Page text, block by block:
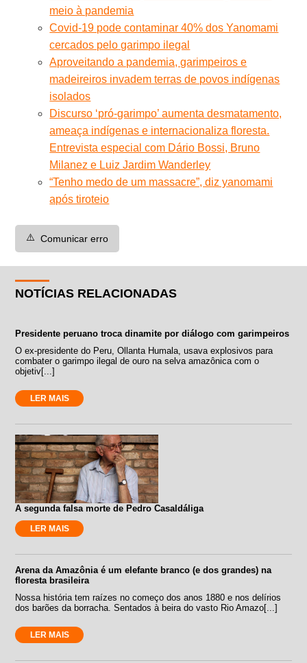
meio à pandemia
Covid-19 pode contaminar 40% dos Yanomami
cercados pelo garimpo ilegal
Aproveitando a pandemia, garimpeiros e
madeireiros invadem terras de povos indígenas
isolados
Discurso ‘pró-garimpo’ aumenta desmatamento,
ameaça indígenas e internacionaliza floresta.
Entrevista especial com Dário Bossi, Bruno
Milanez e Luiz Jardim Wanderley
“Tenho medo de um massacre”, diz yanomami
após tiroteio
⚠️ Comunicar erro
NOTÍCIAS RELACIONADAS
Presidente peruano troca dinamite por diálogo com garimpeiros
O ex-presidente do Peru, Ollanta Humala, usava explosivos para
combater o garimpo ilegal de ouro na selva amazônica com o
objetiv[...]
LER MAIS
A segunda falsa morte de Pedro Casaldáliga
LER MAIS
Arena da Amazônia é um elefante branco (e dos grandes) na
floresta brasileira
Nossa história tem raízes no começo dos anos 1880 e nos delírios
dos barões da borracha. Sentados à beira do vasto Rio Amazo[...]
LER MAIS